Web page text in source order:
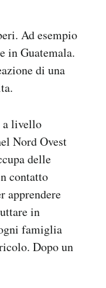
. Ad esempio
in Guatemala.
di una
a livello
Nord Ovest
delle
contatto
apprendere
in
famiglia
Dopo un